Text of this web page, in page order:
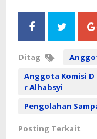
Ditag
Anggota Komisi D
r Alhabsyi
Pengolahan
Posting Terkait